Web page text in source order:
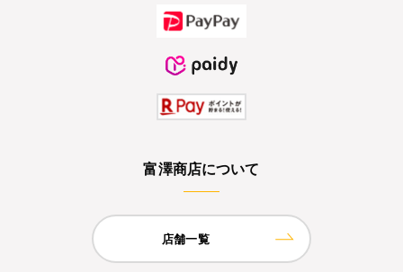
富澤商店について
店舗一覧